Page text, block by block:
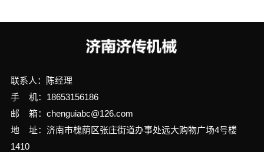
联系人：陈经理
手 机：18653156186
邮 箱：chenguiabc@126.com
地 址：济南市槐荫区张庄街道办事处远大购物广场4号楼
1410